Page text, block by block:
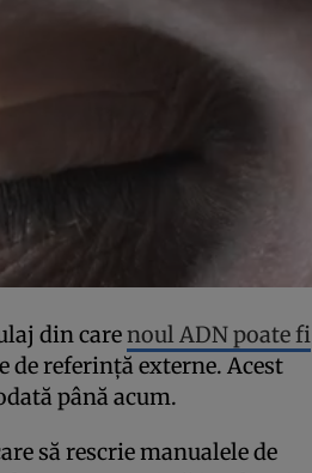
din carenoul ADN poate fi
de referință externe. Acest
până acum.
să rescrie manualele de